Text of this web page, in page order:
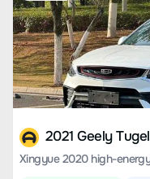
2021 Geely
Xingyue 2020 high-